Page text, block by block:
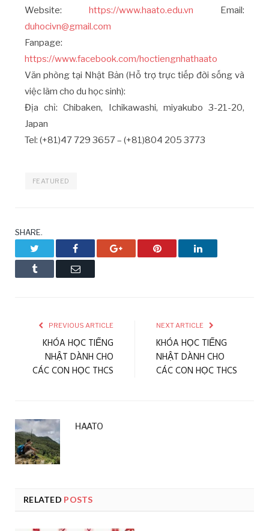
Website: https://www.haato.edu.vn Email:
duhocivn@gmail.com
Fanpage:
https://www.facebook.com/hoctiengnhathaato
Văn phòng tại Nhật Bản (Hỗ trợ trực tiếp đời sống và
việc làm cho du học sinh):
Địa chỉ: Chibaken, Ichikawashi, miyakubo 3-21-20,
Japan
Tel: (+81)47 729 3657 – (+81)804 205 3773
FEATURED
SHARE.
Facebook Google+ Pinterest LinkedIn
Tumblr Email
PREVIOUS ARTICLE
KHÓA HỌC TIẾNG
NHẬT DÀNH CHO
CÁC CON HỌC THCS
NEXT ARTICLE
KHÓA HỌC TIẾNG
NHẬT DÀNH CHO
CÁC CON HỌC THCS
HAATO
RELATED POSTS